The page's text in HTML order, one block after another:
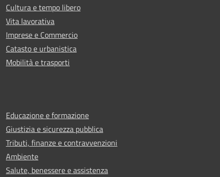
Cultura e tempo libero
Vita lavorativa
Imprese e Commercio
Catasto e urbanistica
Mobilità e trasporti
Educazione e formazione
Giustizia e sicurezza pubblica
Tributi, finanze e contravvenzioni
Ambiente
Salute, benessere e assistenza